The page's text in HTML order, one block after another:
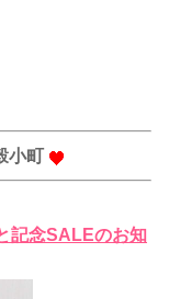
小町
記念SALEのお知